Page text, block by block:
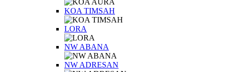
KOA TIMSAH
LORA
NW ABANA
NW ADRESAN